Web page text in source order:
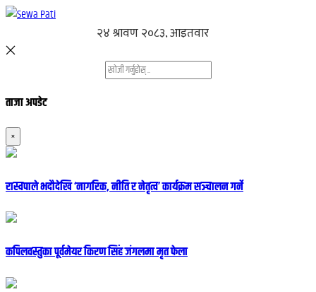
ताजा अपडेट
×
रास्वपाले भदौदेखि ‘नागरिक, नीति र नेतृत्व’ कार्यक्रम सञ्चालन गर्ने
कपिलवस्तुका पूर्वमेयर किरण सिंह जंगलमा मृत फेला